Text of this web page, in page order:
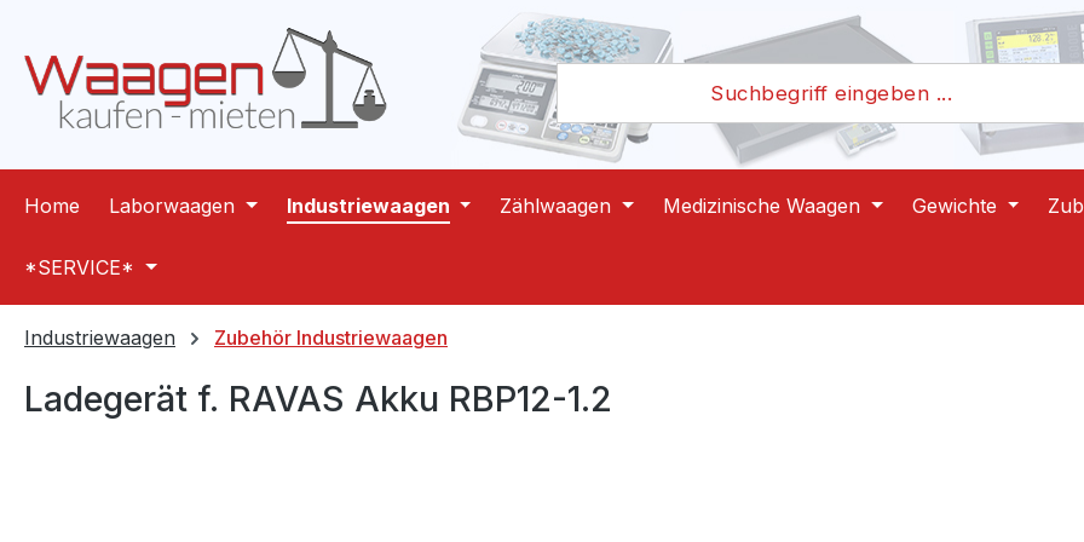
Zur Hauptnavigation springen
Home Laborwaagen Industriewaagen Zählwaagen Medizinische Waagen Gewichte
*SERVICE*
Industriewaagen Zubehör Industriewaagen
Ladegerät f. RAVAS Akku RBP12-1.2